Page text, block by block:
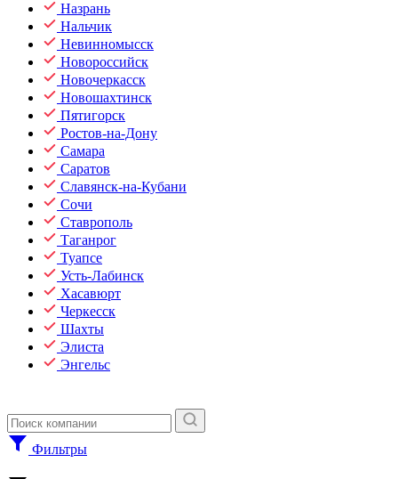
Назрань
Нальчик
Невинномысск
Новороссийск
Новочеркасск
Новошахтинск
Пятигорск
Ростов-на-Дону
Самара
Саратов
Славянск-на-Кубани
Сочи
Ставрополь
Таганрог
Туапсе
Усть-Лабинск
Хасавюрт
Черкесск
Шахты
Элиста
Энгельс
Фильтры